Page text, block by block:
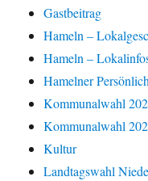
Gastbeitrag
Hameln –
Hameln –
Hamelner
Kommunalwahl
Kommunalwahl
Kultur
Landtagswahl